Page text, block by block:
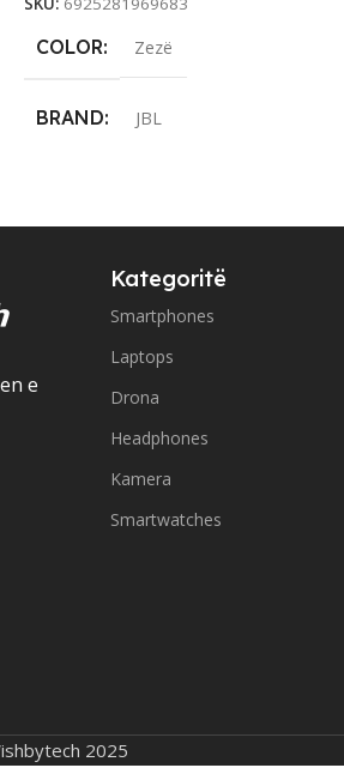
SKU: 6925281969683
COLOR Zezë
BRAND JBL
e
Kategoritë
Smartphones
Laptops
Drona
Headphones
Kamera
Smartwatches
2025